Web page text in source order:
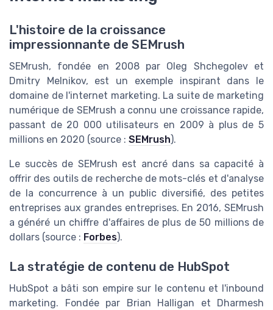
L'histoire de la croissance
impressionnante de SEMrush
SEMrush, fondée en 2008 par Oleg Shchegolev et
Dmitry Melnikov, est un exemple inspirant dans le
domaine de l'internet marketing. La suite de marketing
numérique de SEMrush a connu une croissance rapide,
passant de 20 000 utilisateurs en 2009 à plus de 5
millions en 2020 (source : SEMrush).
Le succès de SEMrush est ancré dans sa capacité à
offrir des outils de recherche de mots-clés et d'analyse
de la concurrence à un public diversifié, des petites
entreprises aux grandes entreprises. En 2016, SEMrush
a généré un chiffre d'affaires de plus de 50 millions de
dollars (source : Forbes).
La stratégie de contenu de HubSpot
HubSpot a bâti son empire sur le contenu et l'inbound
marketing. Fondée par Brian Halligan et Dharmesh